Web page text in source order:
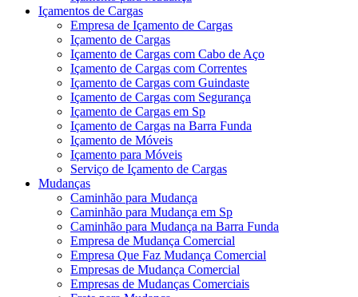
Içamentos de Cargas
Empresa de Içamento de Cargas
Içamento de Cargas
Içamento de Cargas com Cabo de Aço
Içamento de Cargas com Correntes
Içamento de Cargas com Guindaste
Içamento de Cargas com Segurança
Içamento de Cargas em Sp
Içamento de Cargas na Barra Funda
Içamento de Móveis
Içamento para Móveis
Serviço de Içamento de Cargas
Mudanças
Caminhão para Mudança
Caminhão para Mudança em Sp
Caminhão para Mudança na Barra Funda
Empresa de Mudança Comercial
Empresa Que Faz Mudança Comercial
Empresas de Mudança Comercial
Empresas de Mudanças Comerciais